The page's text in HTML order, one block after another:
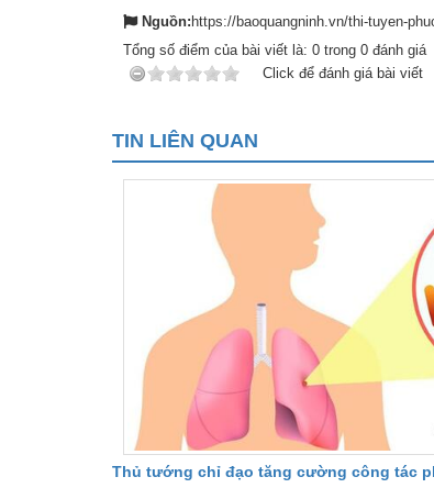
Nguồn:https://baoquangninh.vn/thi-tuyen-
Tổng số điểm của bài viết là: 0 trong 0 đánh giá
Click để đánh giá bài viết
TIN LIÊN QUAN
Thủ tướng chỉ đạo tăng cường công tác